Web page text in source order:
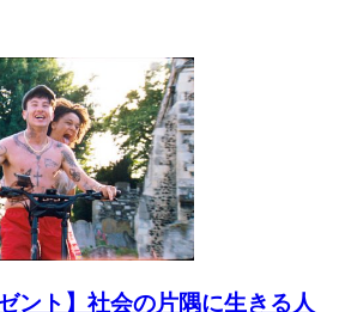
ント】社会の片隅に生きる人